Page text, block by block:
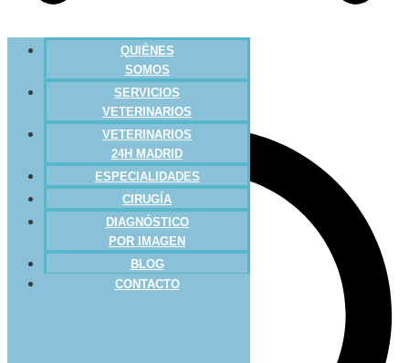
QUIÉNES
SOMOS
SERVICIOS
VETERINARIOS
VETERINARIOS
24H MADRID
ESPECIALIDADES
CIRUGÍA
DIAGNÓSTICO
POR IMAGEN
BLOG
CONTACTO